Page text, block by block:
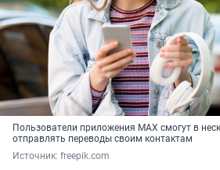
Пользователи приложения MAX смогут в
отправлять переводы своим контактам
Источник: freepik.com